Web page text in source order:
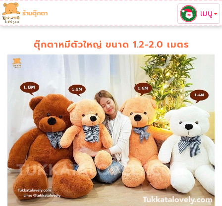
เมนู
ร้านตุ๊กตา
ตุ๊กตาหมีตัวใหญ่ ขนาด 1.2-2.0 เมตร